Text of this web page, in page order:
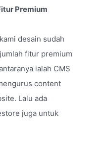
Premium
desain sudah
fitur premium
ialah CMS
content
Lalu ada
juga untuk